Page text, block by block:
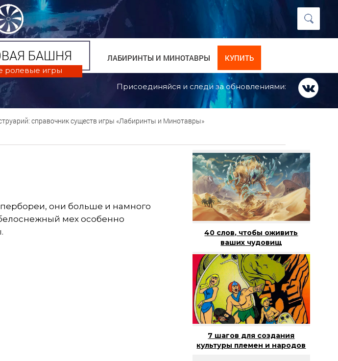
БАШНЯ ЛАБИРИНТЫ И МИНОТАВРЫ КУПИТЬ
ролевые игры
Присоединяйся и следи за обновлениями:
справочник существ игры «Лабиринты и Минотавры»
они больше и намного
мех особенно
40 слов, чтобы оживить
ваших чудовищ
7 шагов для создания
культуры племен и народов